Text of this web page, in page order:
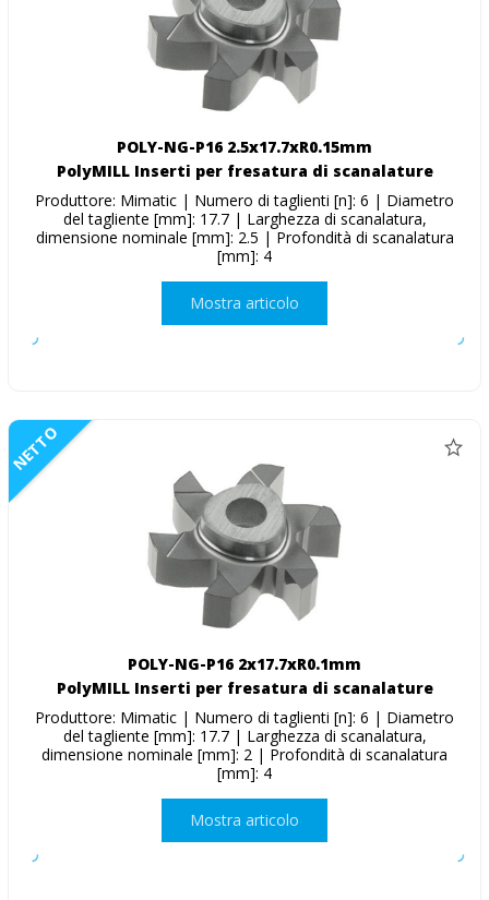
POLY-NG-P16 2.5x17.7xR0.15mm
PolyMILL Inserti per fresatura di scanalature
Produttore: Mimatic | Numero di taglienti [n]: 6 | Diametro
del tagliente [mm]: 17.7 | Larghezza di scanalatura,
dimensione nominale [mm]: 2.5 | Profondità di scanalatura
[mm]: 4
Mostra articolo
NETTO
POLY-NG-P16 2x17.7xR0.1mm
PolyMILL Inserti per fresatura di scanalature
Produttore: Mimatic | Numero di taglienti [n]: 6 | Diametro
del tagliente [mm]: 17.7 | Larghezza di scanalatura,
dimensione nominale [mm]: 2 | Profondità di scanalatura
[mm]: 4
Mostra articolo